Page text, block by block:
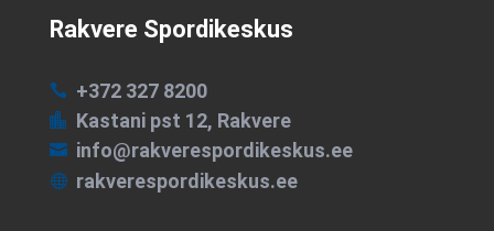
Rakvere Spordikeskus
 +372 327 8200
 Kastani pst 12, Rakvere
 info@rakverespordikeskus.ee
 rakverespordikeskus.ee